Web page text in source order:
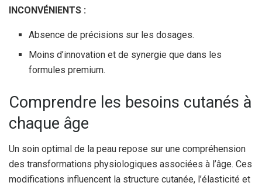
INCONVÉNIENTS :
Absence de précisions sur les dosages.
Moins d’innovation et de synergie que dans les
formules premium.
Comprendre les besoins cutanés à
chaque âge
Un soin optimal de la peau repose sur une compréhension
des transformations physiologiques associées à l’âge. Ces
modifications influencent la structure cutanée, l’élasticité et